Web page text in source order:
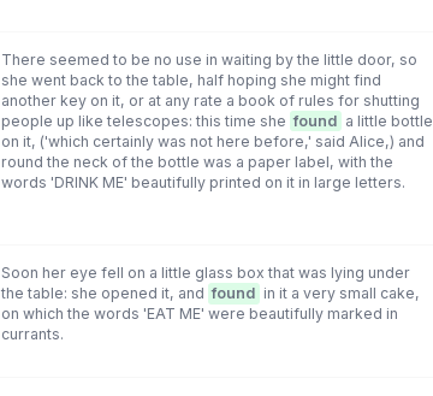
There seemed to be no use in waiting by the little door, so
she went back to the table, half hoping she might find
another key on it, or at any rate a book of rules for shutting
people up like telescopes: this time she found a little bottle
on it, ('which certainly was not here before,' said Alice,) and
round the neck of the bottle was a paper label, with the
words 'DRINK ME' beautifully printed on it in large letters.
Soon her eye fell on a little glass box that was lying under
the table: she opened it, and found in it a very small cake,
on which the words 'EAT ME' were beautifully marked in
currants.